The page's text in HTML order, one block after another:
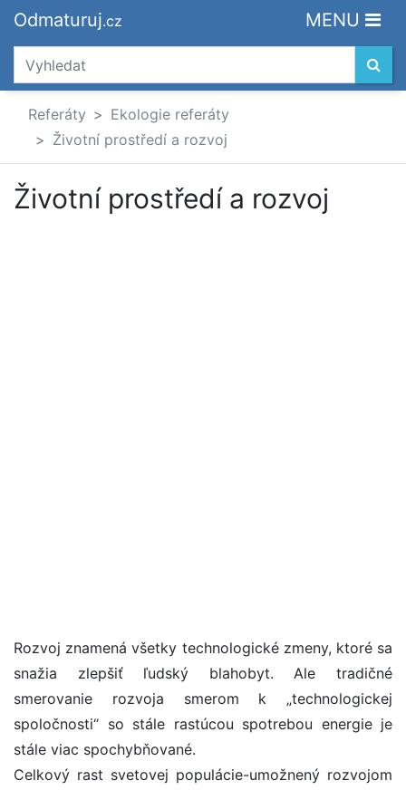
Odmaturuj.cz MENU
Referáty
Ekologie referáty
Životní prostředí a rozvoj
Životní prostředí a rozvoj
Rozvoj znamená všetky technologické zmeny, ktoré sa
snažia zlepšiť ľudský blahobyt. Ale tradičné
smerovanie rozvoja smerom k „technologickej
spoločnosti“ so stále rastúcou spotrebou energie je
stále viac spochybňované.
Celkový rast svetovej populácie-umožnený rozvojom